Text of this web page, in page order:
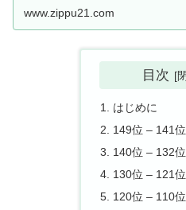
www.zippu21.com
目次
はじめに
149位 – 141位
140位 – 132位
130位 – 121位
120位 – 110位